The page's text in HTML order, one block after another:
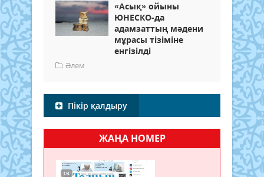
«Асық» ойыны
ЮНЕСКО-да
адамзаттың мәдени
мұрасы тізіміне
енгізілді
Әлем
Пікір қалдыру
ЖАҢА НОМЕР